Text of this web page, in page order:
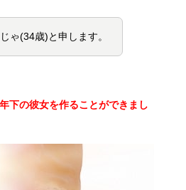
ゃ(34歳)と申します。
下の彼女を作ることができまし